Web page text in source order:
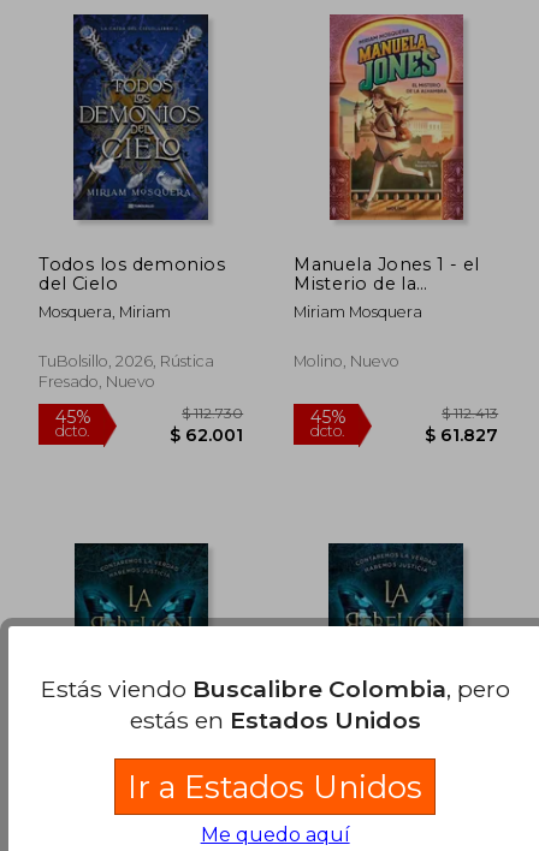
45%
dcto.
45%
dcto.
Todos los demonios
del Cielo
Mosquera, Miriam
TuBolsillo, 2026, Rústica
Fresado, Nuevo
Manuela Jones 1 - el
Misterio de la
Alhambra
Miriam Mosquera
Molino, Nuevo
La rebelión de la
mariposa
LA REBELIÓN DE LA
MARIPOSA
Miriam Mosquera
Estás viendo Buscalibre Colombia, pero
estás en Estados Unidos
Ir a Estados Unidos
Me quedo aquí